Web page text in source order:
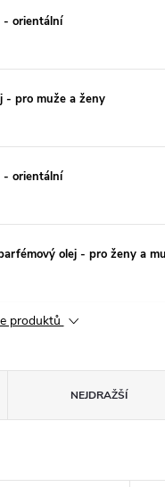
- orientální
- pro muže a ženy
- orientální
olej - pro ženy a
produktů
NEJDRAŽŠÍ